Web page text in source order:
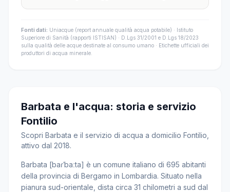
Fonti dati: Uniacque (report annuale qualità acqua potabile) · Istituto
Superiore di Sanità (rapporti ISTISAN) · D.Lgs 31/2001 e D.Lgs 18/2023
sulla qualità delle acque destinate al consumo umano · Etichette ufficiali dei
produttori di acqua minerale.
Barbata e l'acqua: storia e servizio
Fontilio
Scopri Barbata e il servizio di acqua a domicilio Fontilio,
attivo dal 2018.
Barbata [baɾˈbaːta] è un comune italiano di 695 abitanti
della provincia di Bergamo in Lombardia. Situato nella
pianura sud-orientale, dista circa 31 chilometri a sud dal